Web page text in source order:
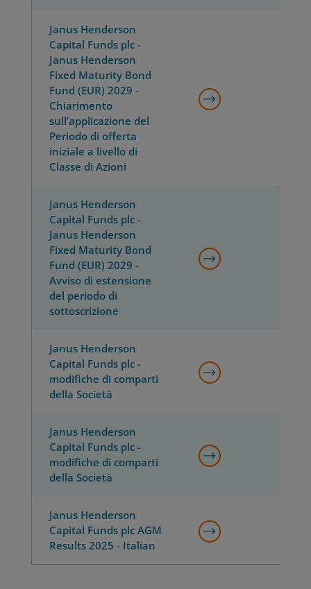
Janus Henderson
Capital Funds plc -
Janus Henderson
Fixed Maturity Bond
Fund (EUR) 2029 -
Chiarimento
sull’applicazione del
Periodo di offerta
iniziale a livello di
Classe di Azioni
Janus Henderson
Capital Funds plc -
Janus Henderson
Fixed Maturity Bond
Fund (EUR) 2029 -
Avviso di estensione
del periodo di
sottoscrizione
Janus Henderson
Capital Funds plc -
modifiche di comparti
della Società
Janus Henderson
Capital Funds plc -
modifiche di comparti
della Società
Janus Henderson
Capital Funds plc AGM
Results 2025 - Italian